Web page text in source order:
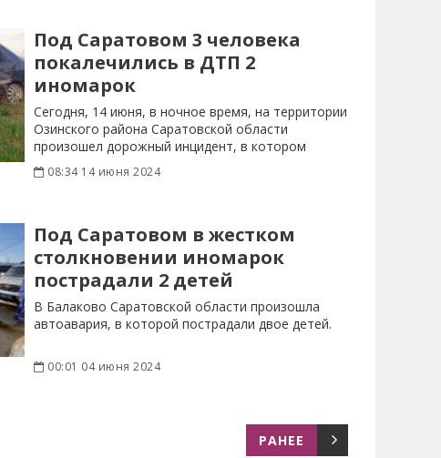
Под Саратовом 3 человека
покалечились в ДТП 2
иномарок
Сегодня, 14 июня, в ночное время, на территории
Озинского района Саратовской области
произошел дорожный инцидент, в котором
пострадали 3
08:34 14 июня 2024
Под Саратовом в жестком
столкновении иномарок
пострадали 2 детей
В Балаково Саратовской области произошла
автоавария, в которой пострадали двое детей.
00:01 04 июня 2024
РАНЕЕ